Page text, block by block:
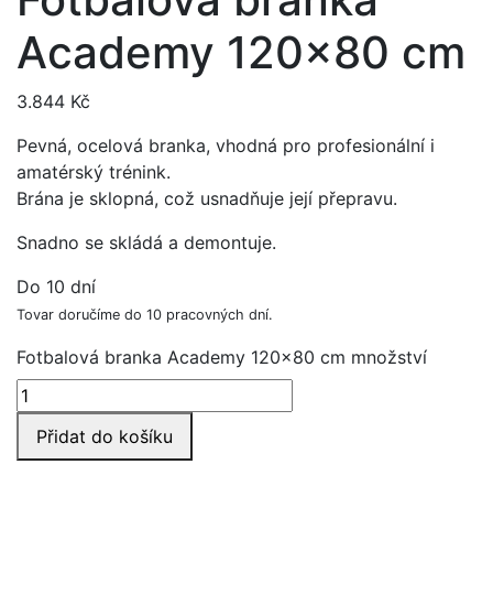
Academy 120×80 cm
3.844 Kč
Pevná, ocelová branka, vhodná pro profesionální i
amatérský trénink.
Brána je sklopná, což usnadňuje její přepravu.
Snadno se skládá a demontuje.
Do 10 dní
Tovar doručíme do 10 pracovných dní.
Fotbalová branka Academy 120x80 cm množství
Přidat do košíku